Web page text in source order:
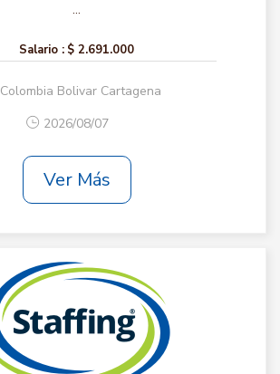
...
Salario : $ 2.691.000
Colombia Bolivar Cartagena
2026/08/07
Ver Más